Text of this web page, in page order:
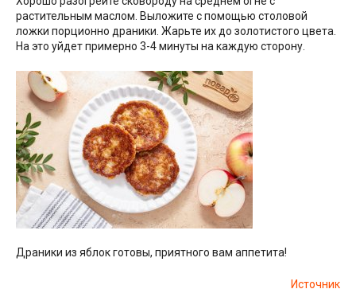
растительным маслом. Выложите с помощью столовой
ложки порционно драники. Жарьте их до золотистого цвета.
На это уйдет примерно 3-4 минуты на каждую сторону.
Драники из яблок готовы, приятного вам аппетита!
Источник